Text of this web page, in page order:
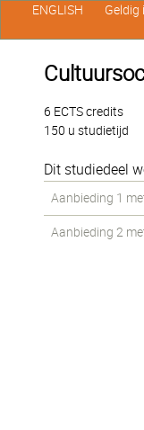
6 ECTS credits
150 u studietijd
Dit studiedeel
Aanbieding 1
Aanbieding 2
ENGLISH Geldig